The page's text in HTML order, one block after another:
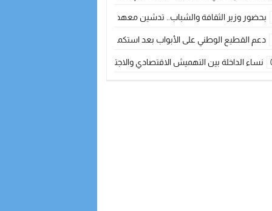
بحضور وزير الثقافة والشباب.. تدشين معهد الموسيقى والفنون الكوريغرافية بالداخلة
دعم القطيع الوطني على الأبواب بعد استكمال الترقيم… الفلاحة المغربية
نساء الداخلة بين التهميش الاقتصادي والاجتماعي… في المؤسسات الإنتاجية